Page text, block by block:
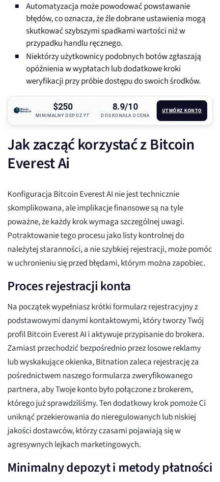
Automatyzacja może powodować powstawanie
błędów, co oznacza, że źle dobrane ustawienia mogą
skutkować szybszymi spadkami wartości niż w
przypadku handlu ręcznego.
Niektórzy użytkownicy podobnych botów zgłaszają
opóźnienia w wypłatach lub dodatkowe kroki
weryfikacji przy próbie dostępu do swoich środków.
$250
MINIMALNY DEPOZYT
8.9/10
DOSKONAŁA OCENA
UTWÓRZ KONTO
Jak zacząć korzystać z Bitcoin
Everest Ai
Konfiguracja Bitcoin Everest AI nie jest technicznie
skomplikowana, ale implikacje finansowe są na tyle
poważne, że każdy krok wymaga szczególnej uwagi.
Potraktowanie tego procesu jako listy kontrolnej do
należytej staranności, a nie szybkiej rejestracji, może pomóc
w uchronieniu się przed błędami, którym można zapobiec.
Proces rejestracji konta
Na początek wypełniasz krótki formularz rejestracyjny z
podstawowymi danymi kontaktowymi, który tworzy Twój
profil Bitcoin Everest AI i aktywuje przypisanie do brokera.
Zamiast przechodzić bezpośrednio przez losowe reklamy
lub wyskakujące okienka, Bitnation zaleca rejestrację za
pośrednictwem naszego formularza zweryfikowanego
partnera, aby Twoje konto było połączone z brokerem,
którego już sprawdziliśmy. Ten dodatkowy krok pomoże Ci
uniknąć przekierowania do nieregulowanych lub niskiej
jakości dostawców, którzy czasami pojawiają się w
agresywnych lejkach marketingowych.
Minimalny depozyt i metody płatności